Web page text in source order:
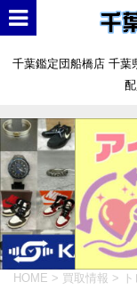
千葉鑑定団船橋店 千
HOME > 買取情報 >